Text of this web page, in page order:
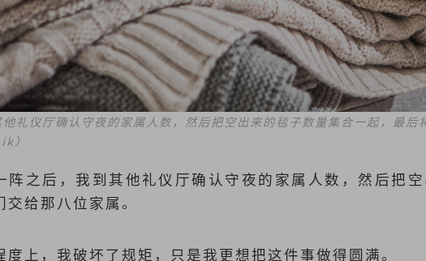
他礼仪厅确认守夜的家属人数，然后把空出来的毯子数量集合一起，最后
）
阵之后，我到其他礼仪厅确认守夜的家属人数，然后把
交给那八位家属。
度上，我破坏了规矩，只是我更想把这件事做得圆满。